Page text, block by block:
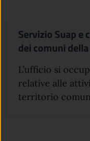
Servizio Suap e
dei comuni
L’ufficio si
relative alle
territorio